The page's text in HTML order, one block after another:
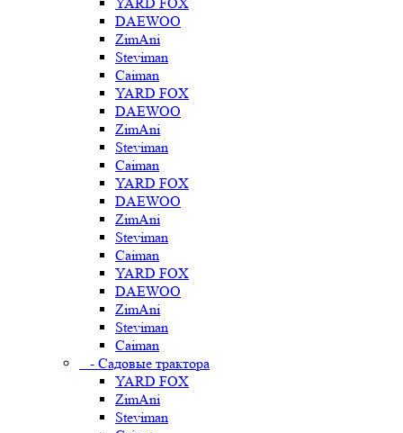
DAEWOO
ZimAni
Steviman
Caiman
YARD FOX
DAEWOO
ZimAni
Steviman
Caiman
YARD FOX
DAEWOO
ZimAni
Steviman
Caiman
YARD FOX
DAEWOO
ZimAni
Steviman
Caiman
- Садовые трактора
YARD FOX
ZimAni
Steviman